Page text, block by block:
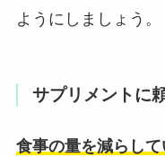
ようにしましょう。
サプリメントに
食事の量を減らし